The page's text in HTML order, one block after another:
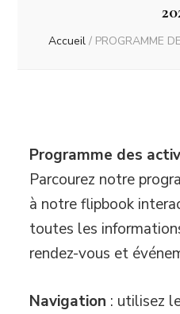
Accueil / PROGRAMME
Programme des
Parcourez notre
à notre flipbook
toutes les
rendez-vous et
Navigation : utilisez